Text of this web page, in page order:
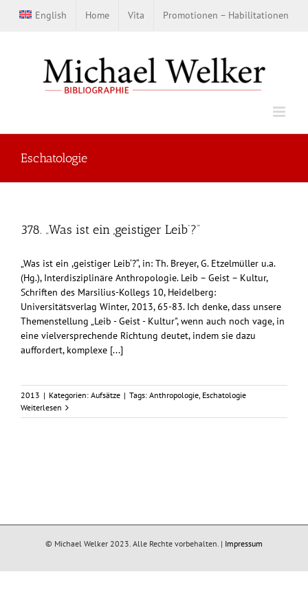
Inhalt
English Home Vita Promotionen – Habilitationen
Eschatologie
378. „Was ist ein ,geistiger Leib‘?“
„Was ist ein ,geistiger Leib‘?“, in: Th. Breyer, G. Etzelmüller u.a.
(Hg.), Interdisziplinäre Anthropologie. Leib – Geist – Kultur,
Schriften des Marsilius-Kollegs 10, Heidelberg:
Universitätsverlag Winter, 2013, 65-83. Ich denke, dass unsere
Themenstellung „Leib - Geist - Kultur", wenn auch noch vage, in
eine vielversprechende Richtung deutet, indem sie dazu
auffordert, komplexe [...]
2013 | Kategorien: Aufsätze | Tags: Anthropologie, Eschatologie
Weiterlesen
© Michael Welker 2023. Alle Rechte vorbehalten. | Impressum